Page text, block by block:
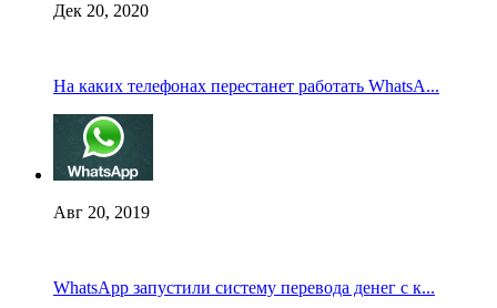
Дек 20, 2020
На каких телефонах перестанет работать WhatsA...
Авг 20, 2019
WhatsApp запустили систему перевода денег с к...